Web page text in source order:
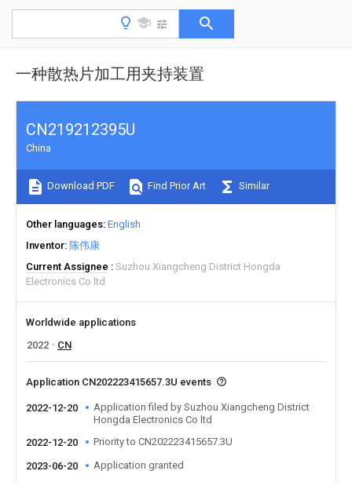
一种散热片加工用夹持装置
CN219212395U
China
Download PDF Find Prior Art Similar
Other languages English
Inventor 陈伟康
Current Assignee
Suzhou Xiangcheng District Hongda
Electronics Co ltd
Worldwide applications
2022
CN
Application CN202223415657.3U events
2022-12-20
Application filed by Suzhou Xiangcheng District
Hongda Electronics Co ltd
2022-12-20
Priority to CN202223415657.3U
2023-06-20 Application granted